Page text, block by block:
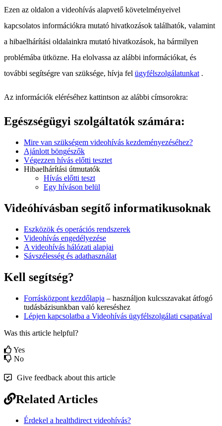
Ezen az oldalon a videohívás alapvető követelményeivel
kapcsolatos információkra mutató hivatkozások találhatók, valamint
a hibaelhárítási oldalainkra mutató hivatkozások, ha bármilyen
problémába ütközne. Ha elolvassa az alábbi információkat, és
további segítségre van szüksége, hívja fel ügyfélszolgálatunkat .
Az információk eléréséhez kattintson az alábbi címsorokra:
Egészségügyi szolgáltatók számára:
Mire van szükségem videohívás kezdeményezéséhez?
Ajánlott böngészők
Végezzen hívás előtti tesztet
Hibaelhárítási útmutatók
Hívás előtti teszt
Egy híváson belül
Videóhívásban segítő informatikusoknak
Eszközök és operációs rendszerek
Videohívás engedélyezése
A videohívás hálózati alapjai
Sávszélesség és adathasználat
Kell segítség?
Forrásközpont kezdőlapja – használjon kulcsszavakat átfogó
tudásbázisunkban való kereséshez
Lépjen kapcsolatba a Videohívás ügyfélszolgálati csapatával
Was this article helpful?
Yes
No
Give feedback about this article
Related Articles
Érdekel a healthdirect videohívás?